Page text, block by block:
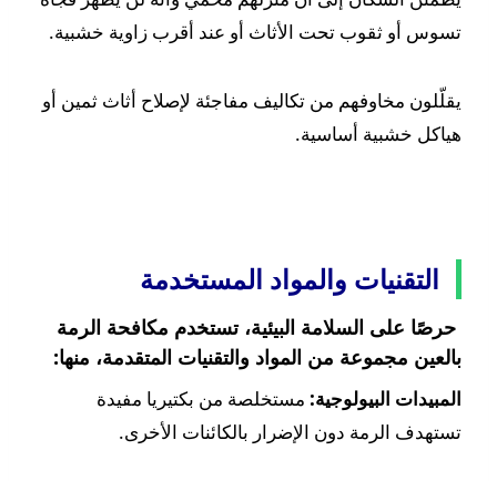
تسوس أو ثقوب تحت الأثاث أو عند أقرب زاوية خشبية.
يقلّلون مخاوفهم من تكاليف مفاجئة لإصلاح أثاث ثمين أو
هياكل خشبية أساسية.
التقنيات والمواد المستخدمة
حرصًا على السلامة البيئية، تستخدم مكافحة الرمة
بالعين مجموعة من المواد والتقنيات المتقدمة، منها:
المبيدات البيولوجية: مستخلصة من بكتيريا مفيدة
تستهدف الرمة دون الإضرار بالكائنات الأخرى.